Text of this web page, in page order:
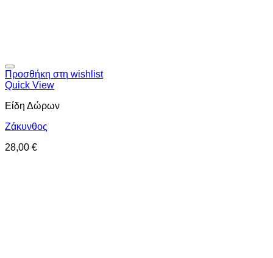
Προσθήκη στη wishlist
Quick View
Είδη Δώρων
Ζάκυνθος
28,00 €